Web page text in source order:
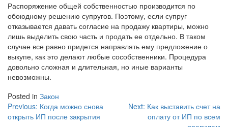
Распоряжение общей собственностью производится по
обоюдному решению супругов. Поэтому, если супруг
отказывается давать согласие на продажу квартиры, можно
лишь выделить свою часть и продать ее отдельно. В таком
случае все равно придется направлять ему предложение о
выкупе, как это делают любые сособственники. Процедура
довольно сложная и длительная, но иные варианты
невозможны.
Posted in Закон
Навигация
Previous: Когда можно снова
открыть ИП после закрытия
Next: Как выставить счет на
оплату от ИП по всем